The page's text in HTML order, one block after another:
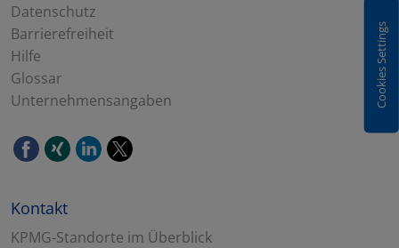
Cookies Settings
Datenschutz
Barrierefreiheit
Hilfe
Glossar
Unternehmensangaben
Kontakt
KPMG-Standorte im Überblick